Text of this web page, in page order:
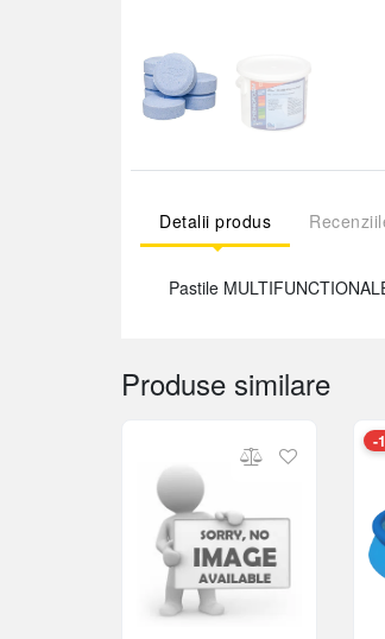
Detalii produs
Pastile
Produse similare
-